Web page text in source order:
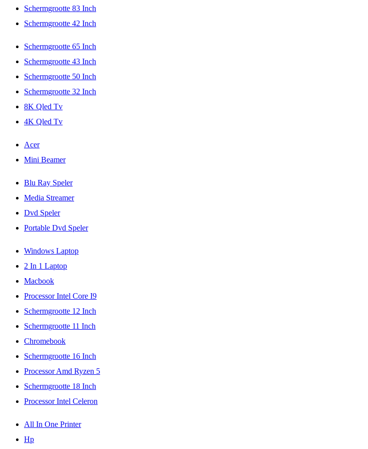
Schermgrootte 83 Inch
Schermgrootte 42 Inch
Schermgrootte 65 Inch
Schermgrootte 43 Inch
Schermgrootte 50 Inch
Schermgrootte 32 Inch
8K Qled Tv
4K Qled Tv
Acer
Mini Beamer
Blu Ray Speler
Media Streamer
Dvd Speler
Portable Dvd Speler
Windows Laptop
2 In 1 Laptop
Macbook
Processor Intel Core I9
Schermgrootte 12 Inch
Schermgrootte 11 Inch
Chromebook
Schermgrootte 16 Inch
Processor Amd Ryzen 5
Schermgrootte 18 Inch
Processor Intel Celeron
All In One Printer
Hp